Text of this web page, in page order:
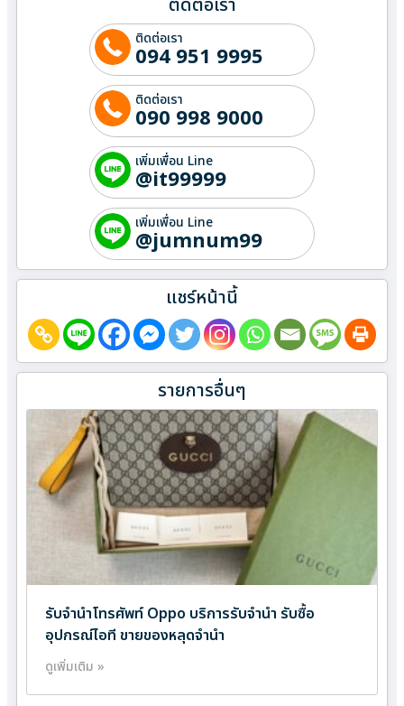
ติดต่อเรา
094 951 9995
ติดต่อเรา
090 998 9000
เพิ่มเพื่อน Line
@it99999
เพิ่มเพื่อน Line
@jumnum99
แชร์หน้านี้
รายการอื่นๆ
รับจำนำโทรศัพท์ Oppo บริการรับจำนำ รับซื้อ
อุปกรณ์ไอที ขายของหลุดจำนำ
ดูเพิ่มเติม »